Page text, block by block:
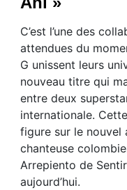
C’est l’une des
attendues du
G unissent leurs
nouveau titre qui
entre deux
internationale.
figure sur le nouvel
chanteuse
Arrepiento de
aujourd’hui.